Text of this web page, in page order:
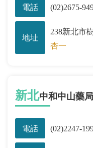
電話 (02)2675-
地址
238新北市
杏一
新北中和中山藥局
電話 (02)2247-